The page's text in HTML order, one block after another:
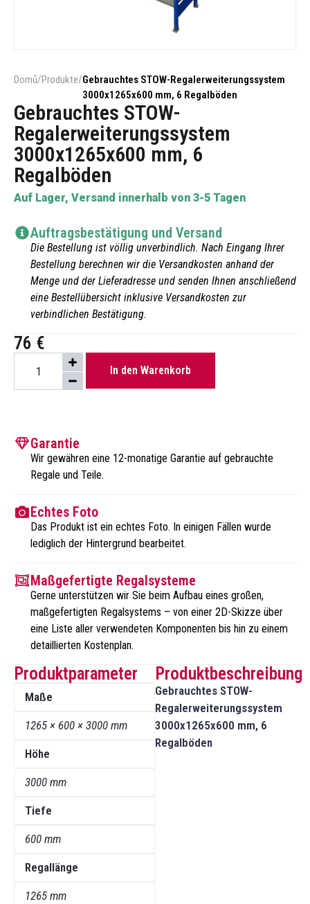
Domů/Produkte/Gebrauchtes STOW-Regalerweiterungssystem
3000x1265x600 mm, 6 Regalböden
Gebrauchtes STOW-
Regalerweiterungssystem
3000x1265x600 mm, 6
Regalböden
Auf Lager, Versand innerhalb von 3-5 Tagen
Auftragsbestätigung und Versand
Die Bestellung ist völlig unverbindlich. Nach Eingang Ihrer
Bestellung berechnen wir die Versandkosten anhand der
Menge und der Lieferadresse und senden Ihnen anschließend
eine Bestellübersicht inklusive Versandkosten zur
verbindlichen Bestätigung.
76 €
In den Warenkorb
Garantie
Wir gewähren eine 12-monatige Garantie auf gebrauchte
Regale und Teile.
Echtes Foto
Das Produkt ist ein echtes Foto. In einigen Fällen wurde
lediglich der Hintergrund bearbeitet.
Maßgefertigte Regalsysteme
Gerne unterstützen wir Sie beim Aufbau eines großen,
maßgefertigten Regalsystems – von einer 2D-Skizze über
eine Liste aller verwendeten Komponenten bis hin zu einem
detaillierten Kostenplan.
Produktparameter
Maße
1265 × 600 × 3000 mm
Höhe
3000 mm
Tiefe
600 mm
Regallänge
1265 mm
Produktbeschreibung
Gebrauchtes STOW-
Regalerweiterungssystem
3000x1265x600 mm, 6
Regalböden